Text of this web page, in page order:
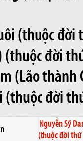
(thuộc đời
(thuộc đời
(Lão
(thuộc đời
Nguyễn Sỹ
(thuộc đời thứ